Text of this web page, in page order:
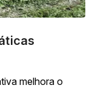
melhora o